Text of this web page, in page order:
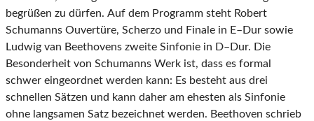
begrüßen zu dürfen. Auf dem Programm steht Robert
Schumanns Ouvertüre, Scherzo und Finale in E– Dur sowie
Ludwig van Beethovens zweite Sinfonie in D– Dur. Die
Besonderheit von Schumanns Werk ist, dass es formal
schwer eingeordnet werden kann: Es besteht aus drei
schnellen Sätzen und kann daher am ehesten als Sinfonie
ohne langsamen Satz bezeichnet werden. Beethoven schrieb